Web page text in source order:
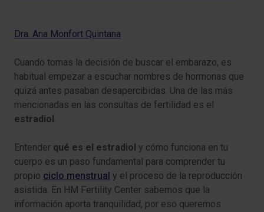
Dra. Ana Monfort Quintana
Cuando tomas la decisión de buscar el embarazo, es
habitual empezar a escuchar nombres de hormonas que
quizá antes pasaban desapercibidas. Una de las más
mencionadas en las consultas de fertilidad es el
estradiol .
Entender qué es el estradiol y cómo funciona en tu
cuerpo es un paso fundamental para comprender tu
propio ciclo menstrual y el proceso de la reproducción
asistida. En HM Fertility Center sabemos que la
información aporta tranquilidad, por eso queremos